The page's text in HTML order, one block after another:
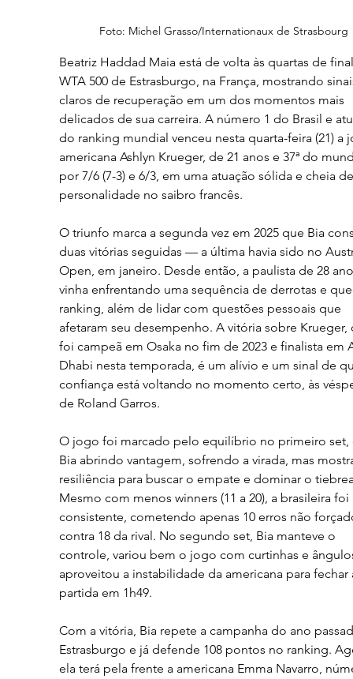
Foto: Michel Grasso/Internationaux de Strasbourg
Beatriz Haddad Maia está de volta às quartas de
WTA 500 de Estrasburgo, na França, mostrando
claros de recuperação em um dos momentos mais
delicados de sua carreira. A número 1 do Brasil e
do ranking mundial venceu nesta quarta-feira (21) a
americana Ashlyn Krueger, de 21 anos e 37ª do
por 7/6 (7-3) e 6/3, em uma atuação sólida e cheia
personalidade no saibro francês.
O triunfo marca a segunda vez em 2025 que Bia
duas vitórias seguidas — a última havia sido no
Open, em janeiro. Desde então, a paulista de 28
vinha enfrentando uma sequência de derrotas e
ranking, além de lidar com questões pessoais que
afetaram seu desempenho. A vitória sobre
foi campeã em Osaka no fim de 2023 e finalista em
Dhabi nesta temporada, é um alívio e um sinal de
confiança está voltando no momento certo, às
de Roland Garros.
O jogo foi marcado pelo equilíbrio no primeiro
Bia abrindo vantagem, sofrendo a virada, mas
resiliência para buscar o empate e dominar o
Mesmo com menos winners (11 a 20), a brasileira
consistente, cometendo apenas 10 erros não
contra 18 da rival. No segundo set, Bia manteve o
controle, variou bem o jogo com curtinhas e
aproveitou a instabilidade da americana para fechar
partida em 1h49.
Com a vitória, Bia repete a campanha do ano
Estrasburgo e já defende 108 pontos no ranking.
ela terá pela frente a americana Emma Navarro,